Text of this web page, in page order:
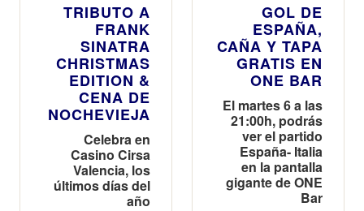
TRIBUTO A
FRANK
SINATRA
CHRISTMAS
EDITION &
CENA DE
NOCHEVIEJA
Celebra en
Casino Cirsa
Valencia, los
últimos días del
año
GOL DE
ESPAÑA,
CAÑA Y TAPA
GRATIS EN
ONE BAR
El martes 6 a las
21:00h, podrás
ver el partido
España- Italia
en la pantalla
gigante de ONE
Bar